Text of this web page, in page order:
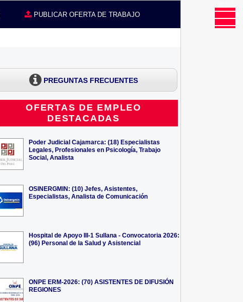
PUBLICAR OFERTA DE TRABAJO
PREGUNTAS FRECUENTES
OFERTAS DE EMPLEO
DESTACADAS
Poder Judicial Cajamarca: (18) Especialistas
Legales, Profesionales en Psicología, Trabajo
Social, Analista
OSINERGMIN: (10) Jefes, Asistentes,
Especialistas, Analista de Comunicación
Hospital de Apoyo III-1 Sullana - Convocatoria 2026:
(96) Personal de la Salud y Asistencial
ONPE ERM-2026: (70) ASISTENTES DE DIFUSIÓN
REGIONES